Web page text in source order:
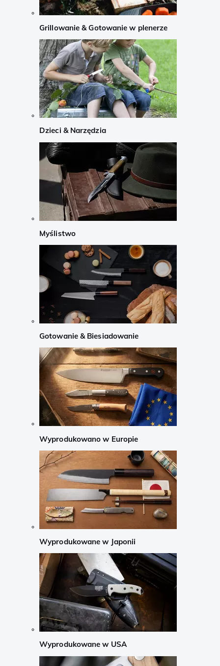
Grillowanie & Gotowanie w plenerze
Dzieci & Narzędzia
Myślistwo
Gotowanie & Biesiadowanie
Wyprodukowano w Europie
Wyprodukowane w Japonii
Wyprodukowane w USA